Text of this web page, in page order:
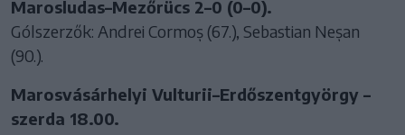
Marosludas–Mezőrücs 2–0 (0–0).
Gólszerzők: Andrei Cormoș (67.), Sebastian Neșan
(90.).
Marosvásárhelyi Vulturii–Erdőszentgyörgy –
szerda 18.00.